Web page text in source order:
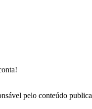
pelo conteúdo